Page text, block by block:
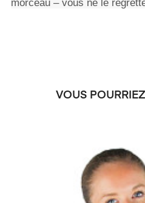
morceau – vous ne le
VOUS